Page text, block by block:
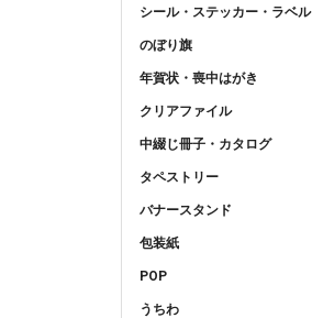
シール・ステッカー・ラベル
のぼり旗
年賀状・喪中はがき
クリアファイル
中綴じ冊子・カタログ
タペストリー
バナースタンド
包装紙
POP
うちわ